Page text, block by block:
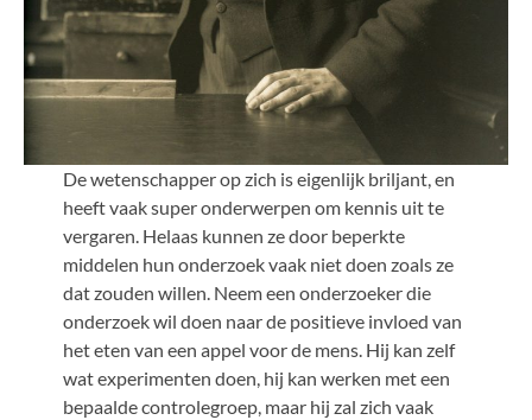
De wetenschapper op zich is eigenlijk briljant, en
heeft vaak super onderwerpen om kennis uit te
vergaren. Helaas kunnen ze door beperkte
middelen hun onderzoek vaak niet doen zoals ze
dat zouden willen. Neem een onderzoeker die
onderzoek wil doen naar de positieve invloed van
het eten van een appel voor de mens. Hij kan zelf
wat experimenten doen, hij kan werken met een
bepaalde controlegroep, maar hij zal zich vaak